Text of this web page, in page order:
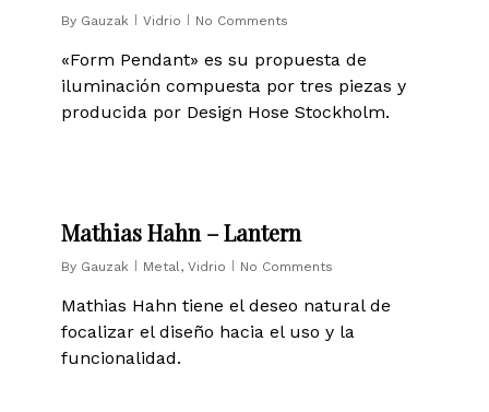
By Gauzak Vidrio No Comments
«Form Pendant» es su propuesta de
iluminación compuesta por tres piezas y
producida por Design Hose Stockholm.
Mathias Hahn – Lantern
By Gauzak Metal,Vidrio No Comments
Mathias Hahn tiene el deseo natural de
focalizar el diseño hacia el uso y la
funcionalidad.